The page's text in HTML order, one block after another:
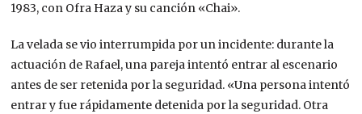
1983, con Ofra Haza y su canción «Chai».
La velada se vio interrumpida por un incidente: durante la
actuación de Rafael, una pareja intentó entrar al escenario
antes de ser retenida por la seguridad. «Una persona intentó
entrar y fue rápidamente detenida por la seguridad. Otra